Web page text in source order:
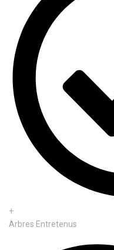
+
Arbres Entretenus